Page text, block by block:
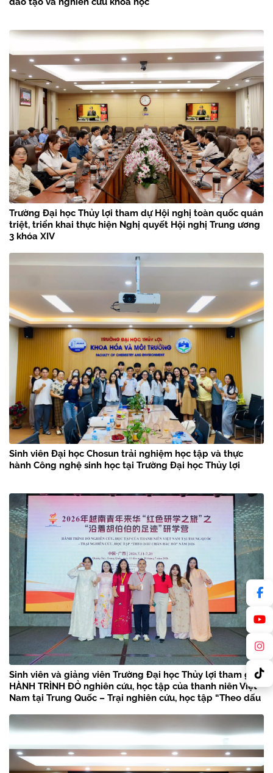
Trường Đại học Thủy lợi tham dự Hội nghị toàn quốc quán
triệt, triển khai thực hiện Nghị quyết Hội nghị Trung ương
3 khóa XIV
Sinh viên Đại học Chosun trải nghiệm học tập và thực
hành Công nghệ sinh học tại Trường Đại học Thủy lợi
Sinh viên và giảng viên Trường Đại học Thủy lợi tham gia
HÀNH TRÌNH ĐỎ nghiên cứu, học tập của thanh niên Việt
Nam tại Trung Quốc – Trại nghiên cứu, học tập “Theo dấu